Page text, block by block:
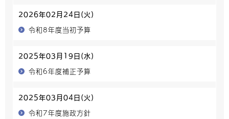
2026年02月24日(火)
令和8年度当初予算
2025年03月19日(水)
令和6年度補正予算
2025年03月04日(火)
令和7年度施政方針